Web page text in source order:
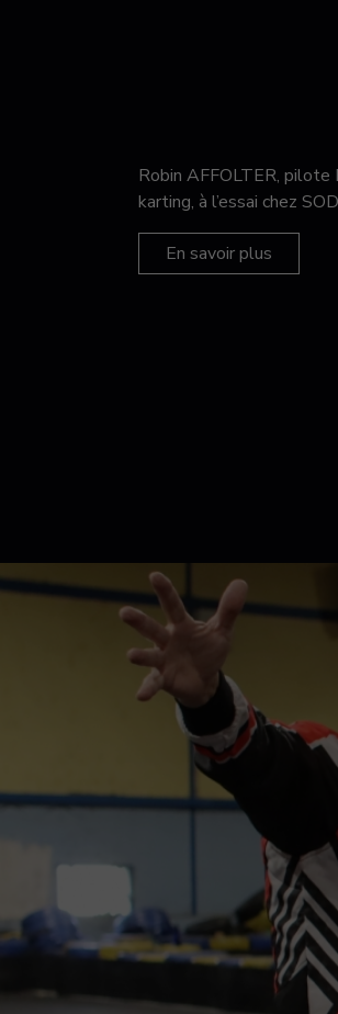
Robin AFFOLTER, pilote
karting, à l’essai chez
En savoir plus